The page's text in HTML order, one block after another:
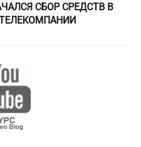
СБОР СРЕДСТВ В